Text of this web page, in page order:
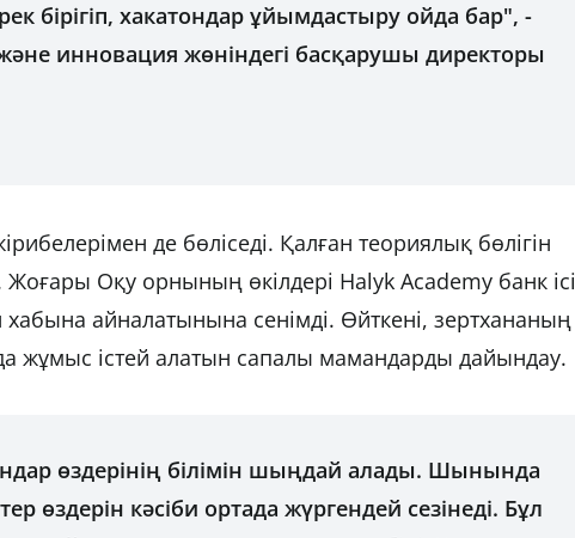
бірігіп, хакатондар ұйымдастыру ойда бар", -
инновация жөніндегі басқарушы директоры
де бөліседі. Қалған теориялық бөлігін
Оқу орнының өкілдері Halyk Academy банк ісі
айналатынына сенімді. Өйткені, зертхананың
жұмыс істей алатын сапалы мамандарды дайындау.
өздерінің білімін шыңдай алады. Шынында
өздерін кәсіби ортада жүргендей сезінеді. Бұл